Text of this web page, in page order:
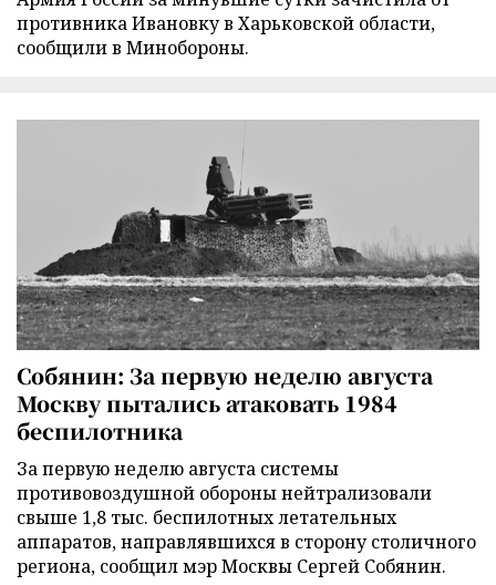
противника Ивановку в Харьковской области,
сообщили в Минобороны.
Собянин: За первую неделю августа
Москву пытались атаковать 1984
беспилотника
За первую неделю августа системы
противовоздушной обороны нейтрализовали
свыше 1,8 тыс. беспилотных летательных
аппаратов, направлявшихся в сторону столичного
региона, сообщил мэр Москвы Сергей Собянин.